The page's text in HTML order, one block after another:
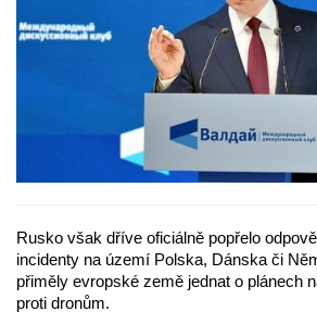
Rusko však dříve oficiálně popřelo
incidenty na území Polska, Dánska či
přiměly evropské země jednat o plánech
proti dronům.